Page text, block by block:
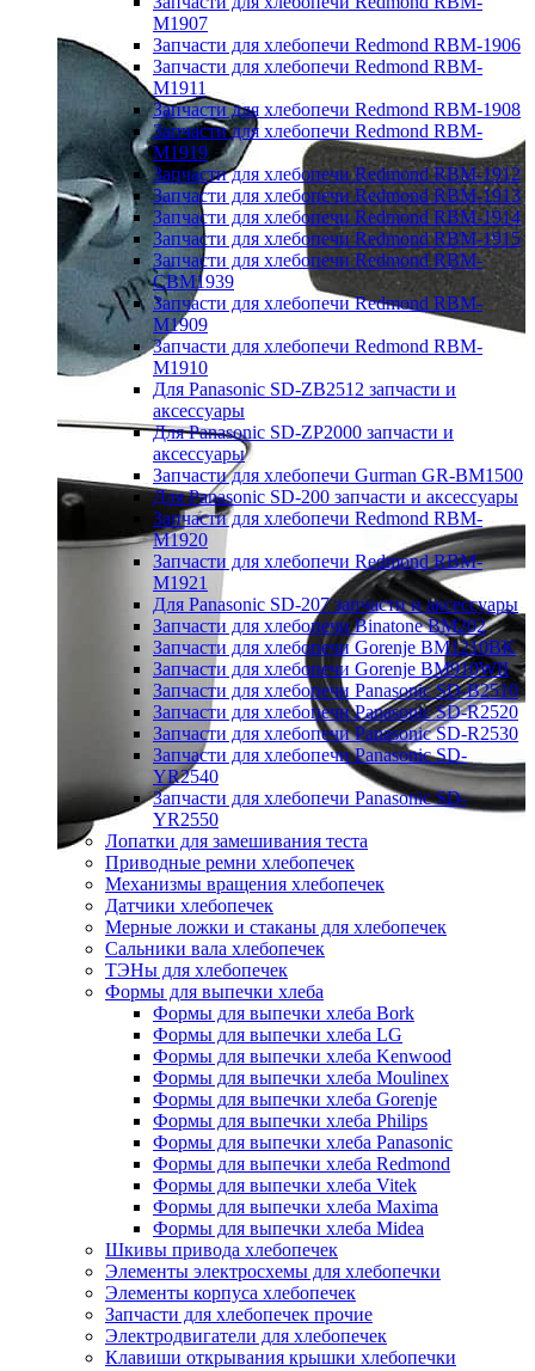
M1907
Запчасти для хлебопечи Redmond RBM-1906
Запчасти для хлебопечи Redmond RBM-
M1911
Запчасти для хлебопечи Redmond RBM-1908
Запчасти для хлебопечи Redmond RBM-
M1919
Запчасти для хлебопечи Redmond RBM-1912
Запчасти для хлебопечи Redmond RBM-1913
Запчасти для хлебопечи Redmond RBM-1914
Запчасти для хлебопечи Redmond RBM-1915
Запчасти для хлебопечи Redmond RBM-
CBM1939
Запчасти для хлебопечи Redmond RBM-
M1909
Запчасти для хлебопечи Redmond RBM-
M1910
Для Panasonic SD-ZB2512 запчасти и
аксессуары
Для Panasonic SD-ZP2000 запчасти и
аксессуары
Запчасти для хлебопечи Gurman GR-BM1500
Для Panasonic SD-200 запчасти и аксессуары
Запчасти для хлебопечи Redmond RBM-
M1920
Запчасти для хлебопечи Redmond RBM-
M1921
Для Panasonic SD-207 запчасти и аксессуары
Запчасти для хлебопечи Binatone BM202
Запчасти для хлебопечи Gorenje BM1210BK
Запчасти для хлебопечи Gorenje BM910WII
Запчасти для хлебопечи Panasonic SD-B2510
Запчасти для хлебопечи Panasonic SD-R2520
Запчасти для хлебопечи Panasonic SD-R2530
Запчасти для хлебопечи Panasonic SD-
YR2540
Запчасти для хлебопечи Panasonic SD-
YR2550
Лопатки для замешивания теста
Приводные ремни хлебопечек
Механизмы вращения хлебопечек
Датчики хлебопечек
Мерные ложки и стаканы для хлебопечек
Сальники вала хлебопечек
ТЭНы для хлебопечек
Формы для выпечки хлеба
Формы для выпечки хлеба Bork
Формы для выпечки хлеба LG
Формы для выпечки хлеба Kenwood
Формы для выпечки хлеба Moulinex
Формы для выпечки хлеба Gorenje
Формы для выпечки хлеба Philips
Формы для выпечки хлеба Panasonic
Формы для выпечки хлеба Redmond
Формы для выпечки хлеба Vitek
Формы для выпечки хлеба Maxima
Формы для выпечки хлеба Midea
Шкивы привода хлебопечек
Элементы электросхемы для хлебопечки
Элементы корпуса хлебопечек
Запчасти для хлебопечек прочие
Электродвигатели для хлебопечек
Клавиши открывания крышки хлебопечки